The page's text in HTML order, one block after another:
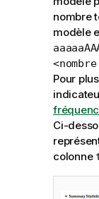
nombre
modèle
Pour
Ci-
colonne